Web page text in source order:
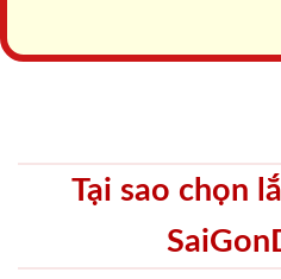
Tại sao chọn